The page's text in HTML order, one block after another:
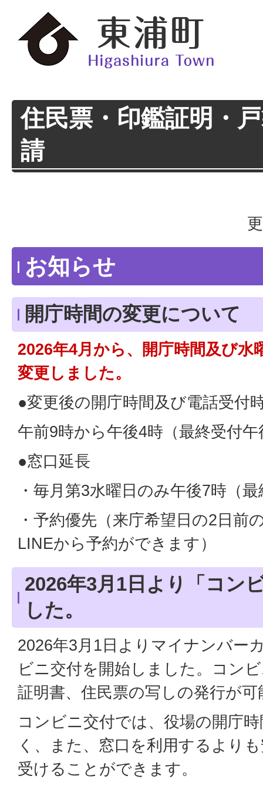
住民票・印鑑証明・
請
お知らせ
開庁時間の変更について
2026年4月から、開庁時間及び水
変更しました。
●変更後の開庁時間及び電話受付
午前9時から午後4時（最終受付
●窓口延長
・毎月第3水曜日のみ午後7時（
・予約優先（来庁希望日の2日前
LINEから予約ができます）
2026年3月1日より「コン
した。
2026年3月1日よりマイナンバー
ビニ交付を開始しました。コン
証明書、住民票の写しの発行が可
コンビニ交付では、役場の開庁
く、また、窓口を利用するより
受けることができます。